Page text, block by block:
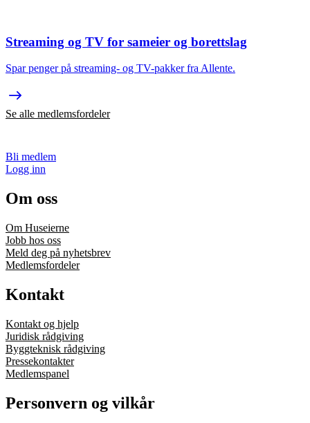
Streaming og TV for sameier og borettslag
Spar penger på streaming- og TV-pakker fra Allente.
Se alle medlemsfordeler
Bli medlem
Logg inn
Om oss
Om Huseierne
Jobb hos oss
Meld deg på nyhetsbrev
Medlemsfordeler
Kontakt
Kontakt og hjelp
Juridisk rådgiving
Byggteknisk rådgiving
Pressekontakter
Medlemspanel
Personvern og vilkår